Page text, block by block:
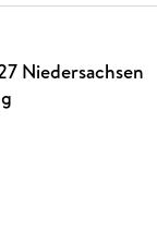
Niedersachsen